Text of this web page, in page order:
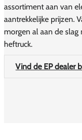
assortiment aan van
aantrekkelijke prijzen.
morgen al aan de slag
heftruck.
Vind de EP dealer